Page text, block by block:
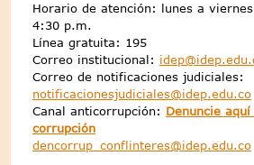
Horario de atención: lunes a
4:30 p.m.
Línea gratuita: 195
Correo institucional:
Correo de notificaciones judiciales:
notificacionesjudiciales@idep.edu.co
Canal anticorrupción: Denuncie
corrupción
dencorrup_conflinteres@idep.edu.co